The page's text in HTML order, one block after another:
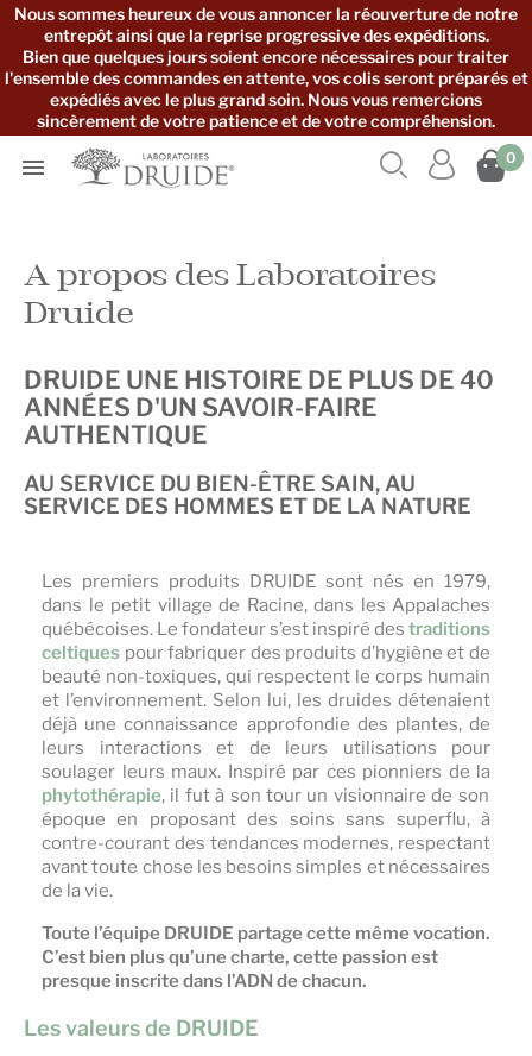
Nous sommes heureux de vous annoncer la réouverture de notre
entrepôt ainsi que la reprise progressive des expéditions.
Bien que quelques jours soient encore nécessaires pour traiter
l'ensemble des commandes en attente, vos colis seront préparés et
expédiés avec le plus grand soin. Nous vous remercions
sincèrement de votre patience et de votre compréhension.
 0


A propos des Laboratoires
Druide
DRUIDE UNE HISTOIRE DE PLUS DE 40
ANNÉES D'UN SAVOIR-FAIRE
AUTHENTIQUE
AU SERVICE DU BIEN-ÊTRE SAIN, AU
SERVICE DES HOMMES ET DE LA NATURE
Les premiers produits DRUIDE sont nés en 1979,
dans le petit village de Racine, dans les Appalaches
québécoises. Le fondateur s’est inspiré des traditions
celtiques pour fabriquer des produits d’hygiène et de
beauté non-toxiques, qui respectent le corps humain
et l’environnement. Selon lui, les druides détenaient
déjà une connaissance approfondie des plantes, de
leurs interactions et de leurs utilisations pour
soulager leurs maux. Inspiré par ces pionniers de la
phytothérapie, il fut à son tour un visionnaire de son
époque en proposant des soins sans superflu, à
contre-courant des tendances modernes, respectant
avant toute chose les besoins simples et nécessaires
de la vie.
Toute l’équipe DRUIDE partage cette même vocation.
C’est bien plus qu’une charte, cette passion est
presque inscrite dans l’ADN de chacun.
Les valeurs de DRUIDE